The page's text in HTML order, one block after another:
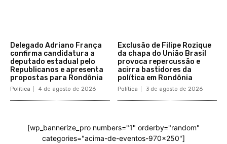
Delegado Adriano França
confirma candidatura a
deputado estadual pelo
Republicanos e apresenta
propostas para Rondônia
Política 4 de agosto de 2026
Exclusão de Filipe Rozique
da chapa do União Brasil
provoca repercussão e
acirra bastidores da
política em Rondônia
Política 3 de agosto de 2026
[wp_bannerize_pro numbers="1" orderby="random"
categories="acima-de-eventos-970x250"]